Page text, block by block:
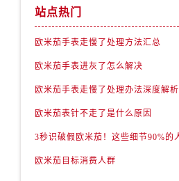
站点热门
欧米茄手表走慢了处理方法汇总
欧米茄手表进灰了怎么解决
欧米茄手表走慢了处理办法深度解析
欧米茄表针不走了是什么原因
欧米茄目标消费人群